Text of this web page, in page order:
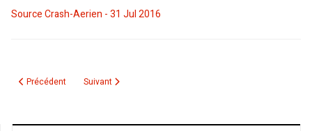
Source Crash-Aerien - 31 Jul 2016
Article précédent : Les parcs nationaux canadiens seront gratuits en 2017:
Précédent Article suivant : Air Algérie/ Un collectif d’Algériens
Suivant